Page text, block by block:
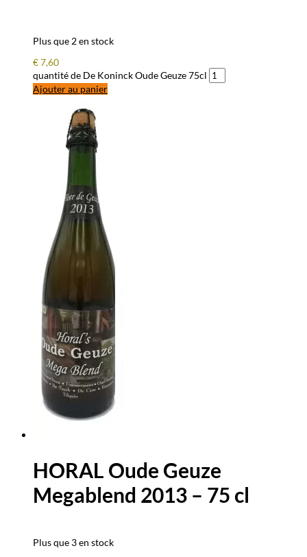
Plus que 2 en stock
€7,60
quantité de De Koninck Oude Geuze 75cl
Ajouter au panier
HORAL Oude Geuze
Megablend 2013 – 75 cl
Plus que 3 en stock